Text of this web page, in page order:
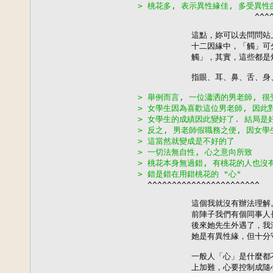
> 桃花多, 表示異性緣佳, 多受異性
這點，妳可以去問問站
十二因緣中，「觸」可
觸」，其實，這些都
指眼、耳、鼻、舌、身
> 舉例而言, 一位瀟洒的男老師, 很
> 女學生因為喜歡這位男老師, 因此
> 女學生的成績因此變好了. 結局是
> 反之, 男老師假職務之便, 因女學
> 這當然就變成是不好的了
> 一切法無自性, 心之意向所致
> 桃花本身無過錯, 有桃花的人也沒
> 錯是錯在用錯桃花的 "心"
^^^^^^^^^^^^^^^^^^^^^^^
這個我就沒有辦法理解
前陣子我們有個同事人
後來她先生外遇了，我
她是有異性緣，但十分
一般人「心」是什麼都
上加難，心要控制成隨